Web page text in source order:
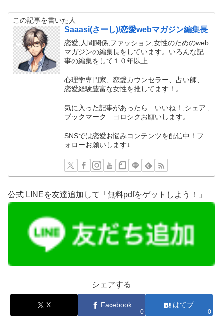
この記事を書いた人
Saaasi(さーし)/恋愛webマガジン編集長
恋愛,人間関係,ファッション,女性のためのweb
マガジンの編集長をしています。いろんな記
事の編集をして１０年以上
心理学専門家、恋愛カウンセラー、占い師、
恋愛経験豊富な女性を推してます！。
気に入った記事があったら いいね！,シェア ,
ブックマーク ヨロシクお願いします。
SNSでは恋愛お悩みコンテンツを配信中！フ
ォローお願いします↓
公式 LINEを友達追加して「無料pdfをゲットしよう！」
シェアする
X Facebook
0
はてブ
0